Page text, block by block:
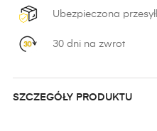
Ubezpieczona
30 dni na zwrot
SZCZEGÓŁY PRODUKTU